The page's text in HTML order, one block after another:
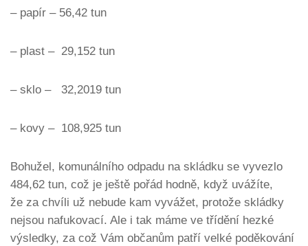
– papír – 56,42 tun
– plast – 29,152 tun
– sklo – 32,2019 tun
– kovy – 108,925 tun
Bohužel, komunálního odpadu na skládku se vyvezlo
484,62 tun, což je ještě pořád hodně, když uvážíte,
že za chvíli už nebude kam vyvážet, protože skládky
nejsou nafukovací. Ale i tak máme ve třídění hezké
výsledky, za což Vám občanům patří velké poděkování